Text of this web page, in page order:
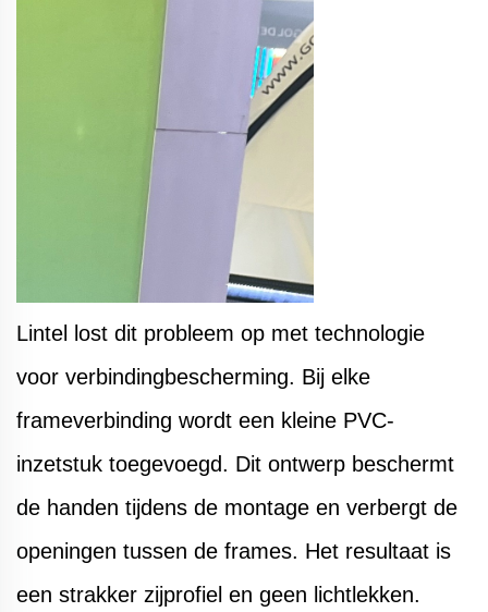
Lintel lost dit probleem op met technologie
voor verbindingbescherming. Bij elke
frameverbinding wordt een kleine PVC-
inzetstuk toegevoegd. Dit ontwerp beschermt
de handen tijdens de montage en verbergt de
openingen tussen de frames. Het resultaat is
een strakker zijprofiel en geen lichtlekken.